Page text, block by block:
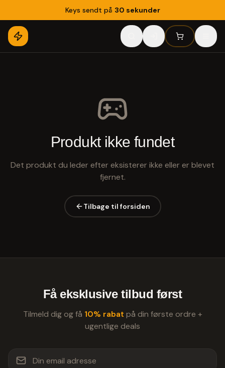
Keys sendt på 30 sekunder
Produkt ikke fundet
Det produkt du leder efter eksisterer ikke eller er blevet
fjernet.
Tilbage til forsiden
Få eksklusive tilbud først
Tilmeld dig og få 10% rabat på din første ordre +
ugentlige deals